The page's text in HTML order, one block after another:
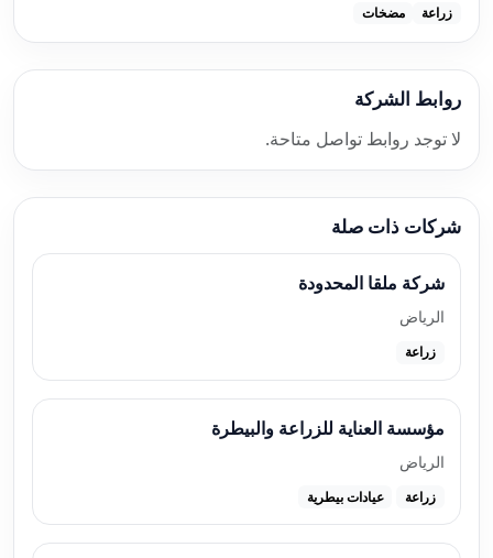
زراعة مضخات
روابط الشركة
لا توجد روابط تواصل متاحة.
شركات ذات صلة
شركة ملقا المحدودة
الرياض
زراعة
مؤسسة العناية للزراعة والبيطرة
الرياض
زراعة عيادات بيطرية